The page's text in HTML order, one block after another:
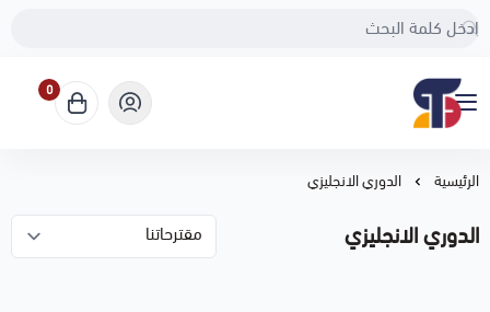
Sport Touch
0
الرئيسية الدوري الانجليزي
الدوري الانجليزي